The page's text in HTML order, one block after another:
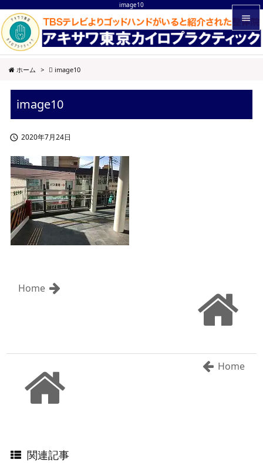
image10


メニュ
ホーム > image10
image10
 2020年7月24日
Home
Home
関連記事